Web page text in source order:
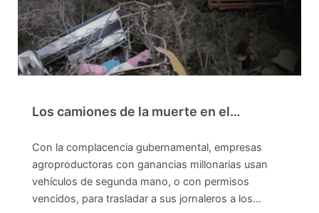
Los camiones de la muerte en el…
Con la complacencia gubernamental, empresas
agroproductoras con ganancias millonarias usan
vehículos de segunda mano, o con permisos
vencidos, para trasladar a sus jornaleros a los…